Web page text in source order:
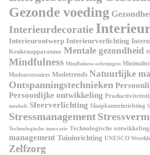
Gezonde voeding
Interieurdecoratie
Interieurontwerp Interieurverlichting
Keukenapparatuur Mentale gezondheid
Mindfulness Mindfulness oefeningen
Modeaccessoires Modetrends Natuurlijke
Ontspanningstechnieken
Persoonlijke ontwikkeling
meubels Sfeerverlichting Slaapkamerinrichting
Stressmanagement
Technologische innovatie Technologische
management Tuininrichting UNESCO
Zelfzorg